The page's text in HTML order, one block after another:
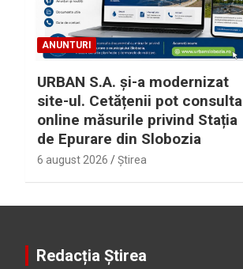
ANUNTURI
URBAN S.A. și-a modernizat
site-ul. Cetățenii pot consulta
online măsurile privind Stația
de Epurare din Slobozia
6 august 2026 Ştirea
Redacția Știrea